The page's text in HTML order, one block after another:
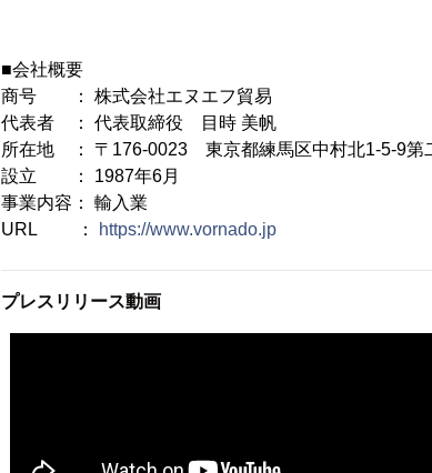
■会社概要
商号 ： 株式会社エヌエフ貿易
代表者 ： 代表取締役 目時 美帆
所在地 ： 〒176-0023 東京都練馬区中村北1-5-9第
設立 ： 1987年6月
事業内容： 輸入業
URL ：
https://www.vornado.jp
プレスリリース動画